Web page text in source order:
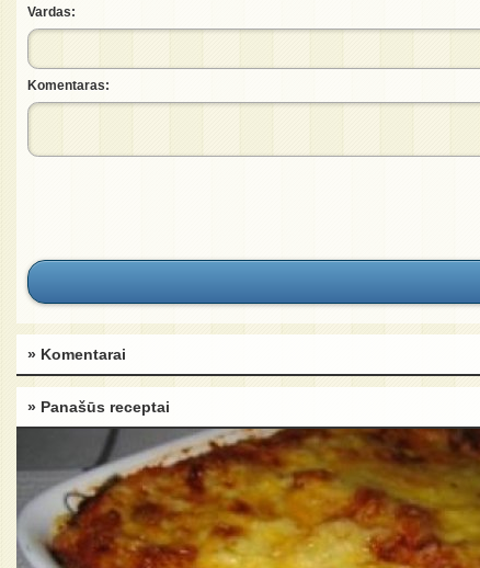
Vardas:
Komentaras:
» Komentarai
» Panašūs receptai